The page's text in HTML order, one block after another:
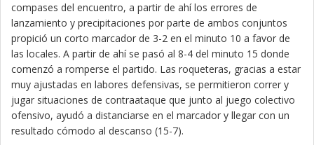
compases del encuentro, a partir de ahí los errores de
lanzamiento y precipitaciones por parte de ambos conjuntos
propició un corto marcador de 3-2 en el minuto 10 a favor de
las locales. A partir de ahí se pasó al 8-4 del minuto 15 donde
comenzó a romperse el partido. Las roqueteras, gracias a estar
muy ajustadas en labores defensivas, se permitieron correr y
jugar situaciones de contraataque que junto al juego colectivo
ofensivo, ayudó a distanciarse en el marcador y llegar con un
resultado cómodo al descanso (15-7).